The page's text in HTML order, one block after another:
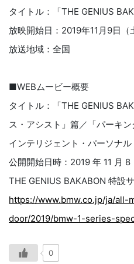
タイトル：「THE GENIUS
放映開始日：2019年11月9日（
放送地域：全国
■WEBムービー概要
タイトル：「THE GENIUS
ス・アシスト」篇／「パーキ
インテリジェント・パーソナ
公開開始日時：2019 年 11 月 8
THE GENIUS BAKABON 特設
https://www.bmw.co.jp/ja/all-
door/2019/bmw-1-series-
0